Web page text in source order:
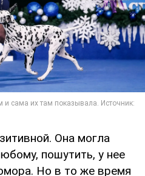
Она могла
пошутить, у нее
Но в то же время